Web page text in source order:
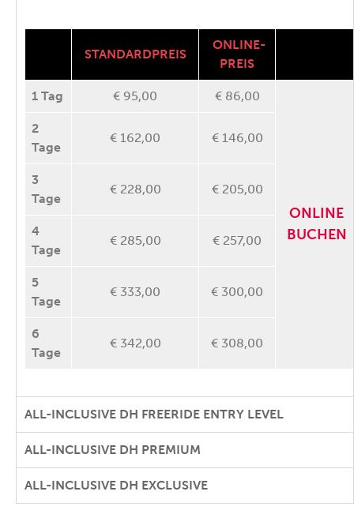
STANDARDPREIS
ONLINE-
PREIS
1 Tag € 95,00 € 86,00
ONLINE
BUCHEN
2
Tage
€ 162,00 € 146,00
3
Tage
€ 228,00 € 205,00
4
Tage
€ 285,00 € 257,00
5
Tage
€ 333,00 € 300,00
6
Tage
€ 342,00 € 308,00
ALL-INCLUSIVE DH FREERIDE ENTRY LEVEL
ALL-INCLUSIVE DH PREMIUM
ALL-INCLUSIVE DH EXCLUSIVE